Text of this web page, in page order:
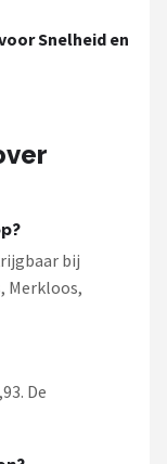
Snelheid en
bij
Merkloos,
De